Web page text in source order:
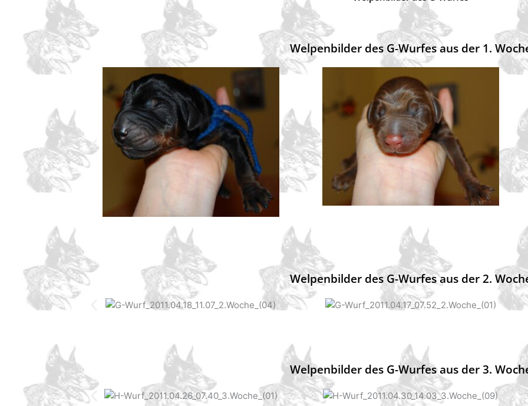
Welpenbilder des G-Wurfes aus der 1.
Welpenbilder des G-Wurfes aus der 2.
Welpenbilder des G-Wurfes aus der 3.